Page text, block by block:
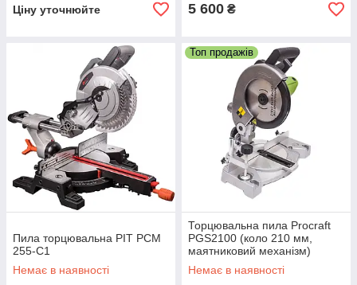
Ціну уточнюйте 5 600 ₴
Пила торцювальна PIT PCM
255-C1
Немає в наявності
Топ продажів
Торцювальна пила Procraft
PGS2100 (коло 210 мм,
маятниковий механізм)
Немає в наявності